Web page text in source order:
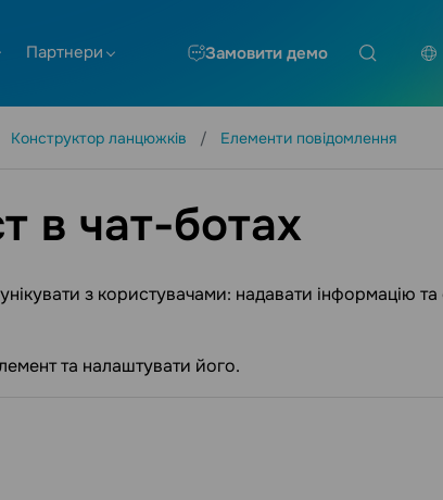
Партнери Замовити демо
Конструктор ланцюжків Елементи повідомлення
в чат-ботах
з користувачами: надавати інформацію та
та налаштувати його.